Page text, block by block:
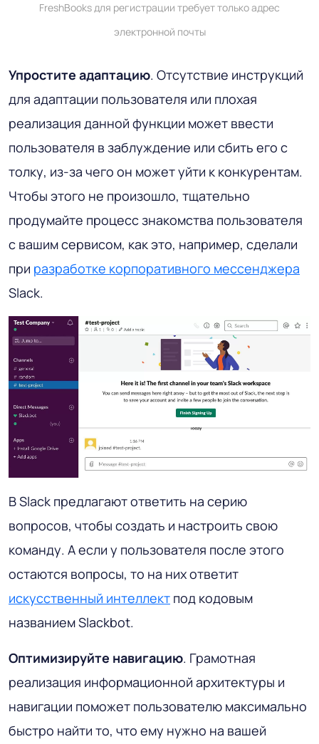
FreshBooks для регистрации требует только адрес
электронной почты
Упростите адаптацию. Отсутствие инструкций
для адаптации пользователя или плохая
реализация данной функции может ввести
пользователя в заблуждение или сбить его с
толку, из-за чего он может уйти к конкурентам.
Чтобы этого не произошло, тщательно
продумайте процесс знакомства пользователя
с вашим сервисом, как это, например, сделали
при разработке корпоративного мессенджера
Slack.
В Slack предлагают ответить на серию
вопросов, чтобы создать и настроить свою
команду. А если у пользователя после этого
остаются вопросы, то на них ответит
искусственный интеллект под кодовым
названием Slackbot.
Оптимизируйте навигацию. Грамотная
реализация информационной архитектуры и
навигации поможет пользователю максимально
быстро найти то, что ему нужно на вашей